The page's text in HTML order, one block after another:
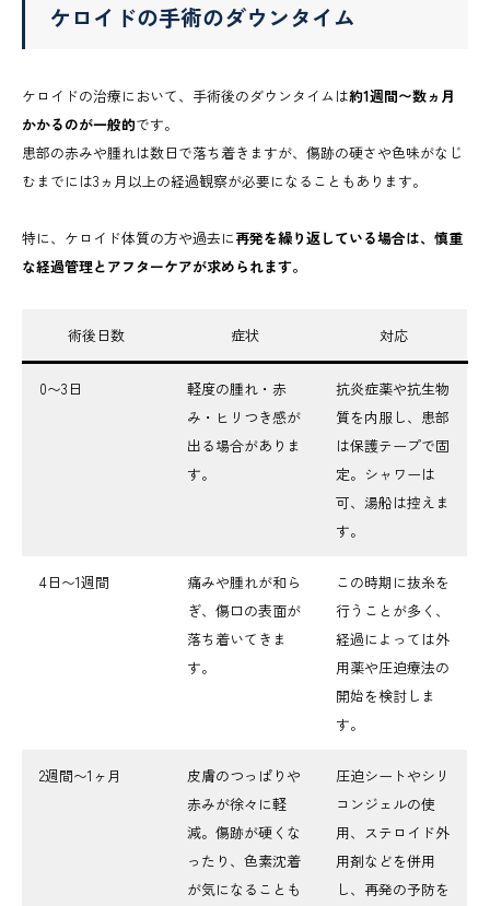
ケロイドの手術のダウンタイム
ケロイドの治療において、手術後のダウンタイムは約1週間〜数ヵ月
かかるのが一般的です。
患部の赤みや腫れは数日で落ち着きますが、傷跡の硬さや色味がなじ
むまでには3ヵ月以上の経過観察が必要になることもあります。
特に、ケロイド体質の方や過去に再発を繰り返している場合は、慎重
な経過管理とアフターケアが求められます。
術後日数 症状 対応
0〜3日
軽度の腫れ・赤
み・ヒリつき感が
出る場合がありま
す。
抗炎症薬や抗生物
質を内服し、患部
は保護テープで固
定。シャワーは
可、湯船は控えま
す。
4日〜1週間
痛みや腫れが和ら
ぎ、傷口の表面が
落ち着いてきま
す。
この時期に抜糸を
行うことが多く、
経過によっては外
用薬や圧迫療法の
開始を検討しま
す。
2週間〜1ヶ月
皮膚のつっぱりや
赤みが徐々に軽
減。傷跡が硬くな
ったり、色素沈着
が気になることも
圧迫シートやシリ
コンジェルの使
用、ステロイド外
用剤などを併用
し、再発の予防を